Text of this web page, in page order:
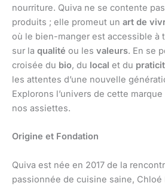
nourriture. Quiva ne se contente
produits ; elle promeut un art de
où le bien-manger est accessible à
sur la qualité ou les valeurs. En se
croisée du bio, du local et du
les attentes d’une nouvelle
Explorons l’univers de cette
nos assiettes.
Origine et Fondation
Quiva est née en 2017 de la
passionnée de cuisine saine, Chloé